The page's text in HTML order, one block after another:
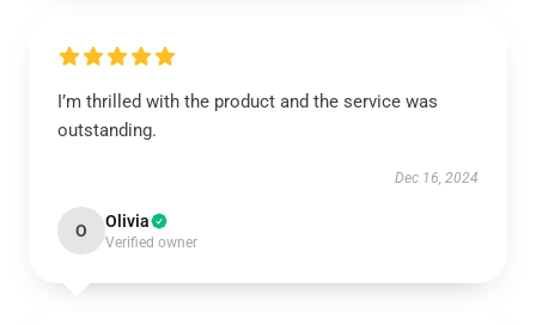
I’m thrilled with the product and the service was
outstanding.
Dec 16, 2024
O Olivia
Verified owner